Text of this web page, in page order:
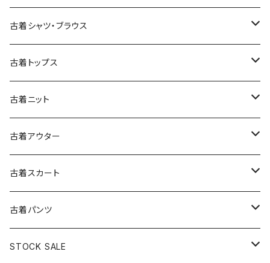
古着長袖ワンピース
古着半袖ワンピース
古着ノースリーブワンピース
古着キャミソールワンピース
古着ベアトップワンピース
古着オールインワン
古着オーバーオール
古着シャツ・ブラウス
古着長袖シャツ・ブラウス
古着半袖シャツ・ブラウス
古着ノースリーブシャツ・ブラウス
古着トップス
古着スウェット&パーカー
古着スウェット
古着パーカー
古着プルオーバー
古着長袖プルオーバー
古着半袖プルオーバー
古着Ｔシャツ
古着長袖Ｔシャツ
古着半袖Ｔシャツ
古着ベスト
古着キャミソール
古着ニット
古着セーター
古着カーディガン
古着半袖ニット
古着ニットアウター
古着アウター
古着ライトジャケット
古着ライトコート
古着ヘビージャケット
古着スカート
古着ロング丈スカート (丈76cm-)
古着膝丈スカート (丈56-75cm)
古着パンツ
古着ロング丈パンツ
STOCK SALE